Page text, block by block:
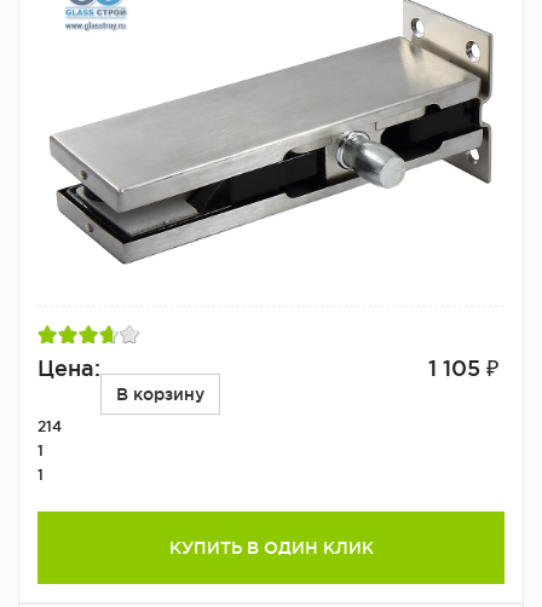
Цена: 1 105 ₽
В корзину
214
1
1
КУПИТЬ В ОДИН КЛИК